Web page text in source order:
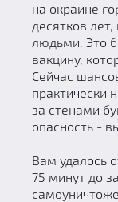
на окраине
десятков
людьми. Это
вакцину,
Сейчас
практически
за стенами
опасность -
Вам удалось
75 минут до